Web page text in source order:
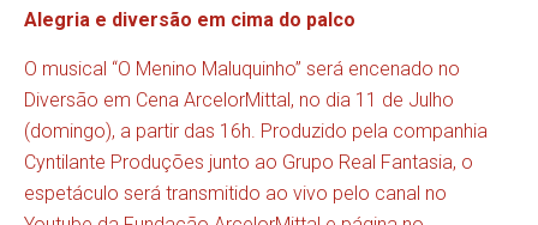
Alegria e diversão em cima do palco
O musical “O Menino Maluquinho” será encenado no
Diversão em Cena ArcelorMittal, no dia 11 de Julho
(domingo), a partir das 16h. Produzido pela companhia
Cyntilante Produções junto ao Grupo Real Fantasia, o
espetáculo será transmitido ao vivo pelo canal no